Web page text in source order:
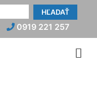
HĽADAŤ
0919 221 257